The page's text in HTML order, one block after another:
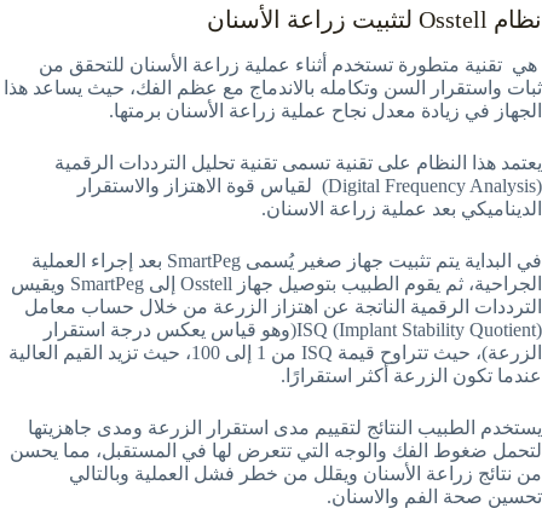
نظام Osstell لتثبيت زراعة الأسنان
هي تقنية متطورة تستخدم أثناء عملية زراعة الأسنان للتحقق من
ثبات واستقرار السن وتكامله بالاندماج مع عظم الفك، حيث يساعد هذا
الجهاز في زيادة معدل نجاح عملية زراعة الأسنان برمتها.
يعتمد هذا النظام على تقنية تسمى تقنية تحليل الترددات الرقمية
(Digital Frequency Analysis) لقياس قوة الاهتزاز والاستقرار
الديناميكي بعد عملية زراعة الاسنان.
في البداية يتم تثبيت جهاز صغير يُسمى SmartPeg بعد إجراء العملية
الجراحية، ثم يقوم الطبيب بتوصيل جهاز Osstell إلى SmartPeg ويقيس
الترددات الرقمية الناتجة عن اهتزاز الزرعة من خلال حساب معامل
ISQ (Implant Stability Quotient)(وهو قياس يعكس درجة استقرار
الزرعة)، حيث تتراوح قيمة ISQ من 1 إلى 100، حيث تزيد القيم العالية
عندما تكون الزرعة أكثر استقرارًا.
يستخدم الطبيب النتائج لتقييم مدى استقرار الزرعة ومدى جاهزيتها
لتحمل ضغوط الفك والوجه التي تتعرض لها في المستقبل، مما يحسن
من نتائج زراعة الأسنان ويقلل من خطر فشل العملية وبالتالي
تحسين صحة الفم والاسنان.